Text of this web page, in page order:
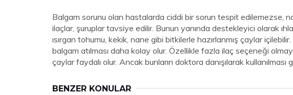
Balgam sorunu olan hastalarda ciddi bir sorun tespit edilemezse,
ilaçlar, şuruplar tavsiye edilir. Bunun yanında destekleyici olarak
ısırgan tohumu, kekik, nane gibi bitkilerle hazırlanmış çaylar
balgam atılması daha kolay olur. Özellikle fazla ilaç seçeneği
çaylar faydalı olur. Ancak bunların doktora danışılarak kullanılması
BENZER KONULAR